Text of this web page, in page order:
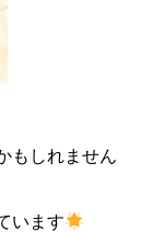
もしれません
います